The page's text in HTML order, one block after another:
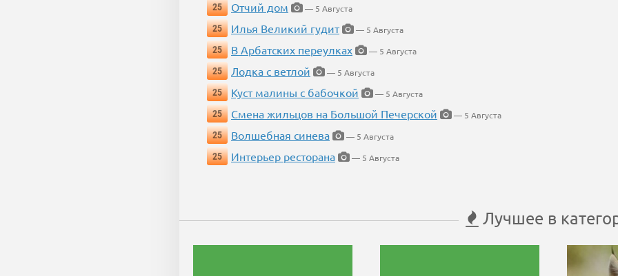
25 Отчий дом
— 5 Августа
25
Илья Великий гудит
— 5 Августа
25
В Арбатских переулках
— 5 Августа
25
Лодка с ветлой
— 5 Августа
25
Куст малины с бабочкой
— 5 Августа
25
Смена жильцов на Большой Печерской
— 5 Августа
25
Волшебная синева
— 5 Августа
25
Интерьер ресторана — 5 Августа
Лучшее в